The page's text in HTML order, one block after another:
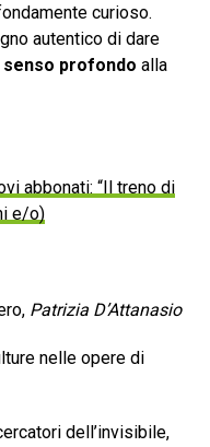
curioso.
autentico di dare
senso profondo alla
abbonati: “Il treno di
e/o)
Patrizia D’Attanasio
nelle opere di
dell’invisibile,